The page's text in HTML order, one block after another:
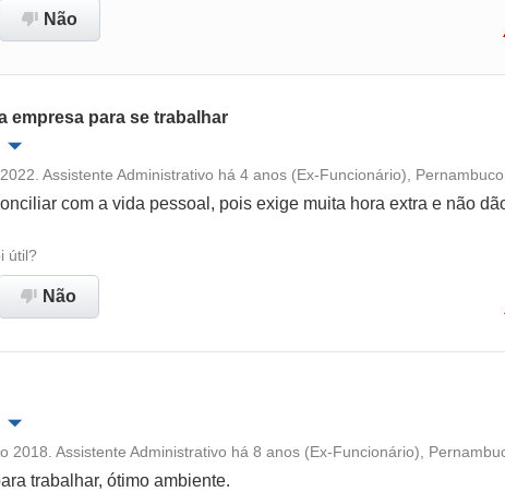
Não
empresa para se trabalhar
promoção Conciliação com a vida familiar
esta
Assistente Administrativo há 4 anos (Ex-Funcionário), Pernambuco
com a vida pessoal, pois exige muita hora extra e não
útil?
Não
de promoção Conciliação com a vida familiar
2018. Assistente Administrativo há 8 anos (Ex-Funcionário),
trabalhar, ótimo ambiente.